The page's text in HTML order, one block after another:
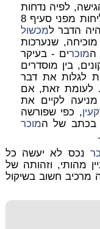
לפיה נדחות
בכל מקרה הוראותיו של חוק השליחות מפני סעיף 8
הדבר למכשול
שנערכות
המוכרים - בעיקר
בין מוסדרים
לגלות את דבר
לעומת זאת, אם
לקיים את
, כפי שפורשה
בכתב של המוכר
נכס לא יעשה כל
מהותי, וזהותה של
מרכיב חשוב בשיקול